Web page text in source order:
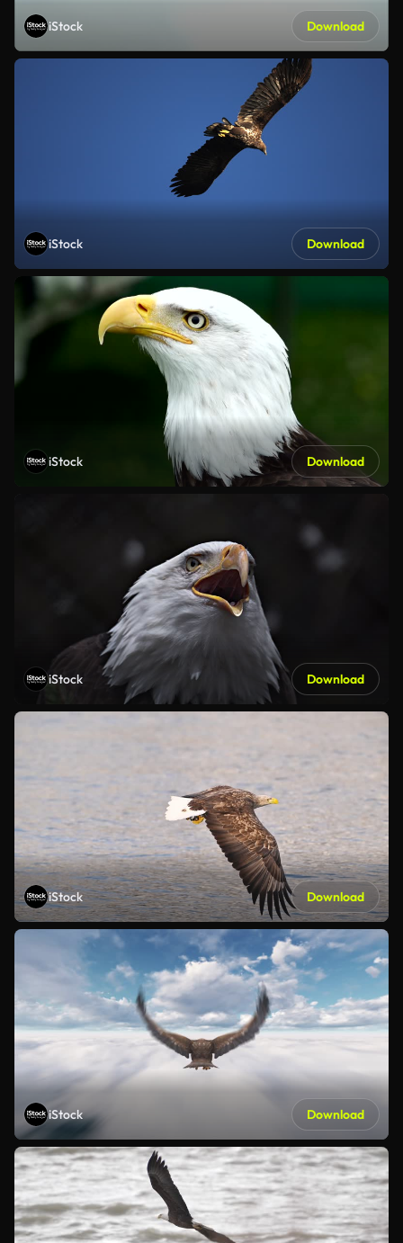
iStock Download
iStock Download
iStock Download
iStock Download
iStock Download
iStock Download